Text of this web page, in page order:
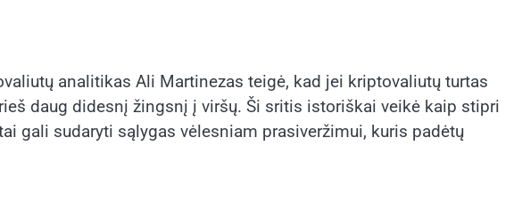
analitikas Ali Martinezas teigė, kad jei kriptovaliutų turtas
daug didesnį žingsnį į viršų. Ši sritis istoriškai veikė kaip stipri
gali sudaryti sąlygas vėlesniam prasiveržimui, kuris padėtų